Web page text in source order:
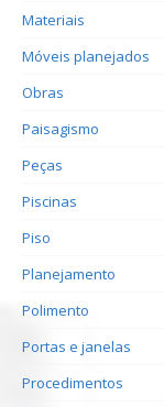
Materiais
Móveis planejados
Obras
Paisagismo
Peças
Piscinas
Piso
Planejamento
Polimento
Portas e janelas
Procedimentos